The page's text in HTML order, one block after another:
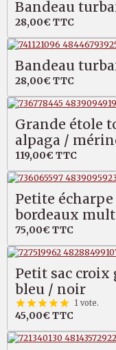
Bandeau
28,00€ TTC
Bandeau
28,00€ TTC
Grande étole
alpaga /
119,00€ TTC
Petite
bordeaux
75,00€ TTC
Petit sac
bleu / noir
1 vote.
45,00€ TTC